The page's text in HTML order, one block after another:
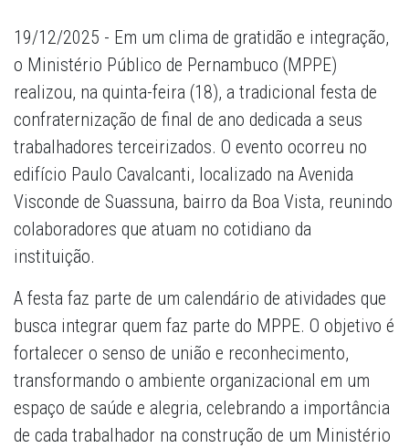
19/12/2025 - Em um clima de gratidão e integração,
o Ministério Público de Pernambuco (MPPE)
realizou, na quinta-feira (18), a tradicional festa de
confraternização de final de ano dedicada a seus
trabalhadores terceirizados. O evento ocorreu no
edifício Paulo Cavalcanti, localizado na Avenida
Visconde de Suassuna, bairro da Boa Vista, reunindo
colaboradores que atuam no cotidiano da
instituição.
A festa faz parte de um calendário de atividades que
busca integrar quem faz parte do MPPE. O objetivo é
fortalecer o senso de união e reconhecimento,
transformando o ambiente organizacional em um
espaço de saúde e alegria, celebrando a importância
de cada trabalhador na construção de um Ministério